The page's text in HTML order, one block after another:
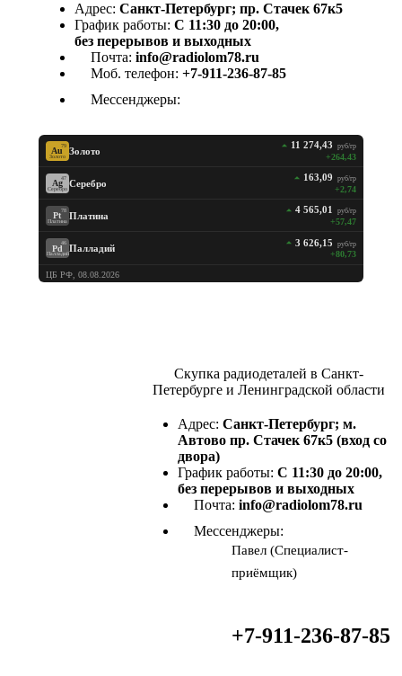
Адрес: Санкт-Петербург; пр. Стачек 67к5
График работы: С 11:30 до 20:00,
без перерывов и выходных
Почта: info@radiolom78.ru
Моб. телефон: +7-911-236-87-85
Мессенджеры:
79
Au
Золото Золото
11 274,43 руб/гр
+264,43
47
Ag
Серебро Серебро
163,09 руб/гр
+2,74
78
Pt
Платина Платина
4 565,01 руб/гр
+57,47
46
Pd
ПалладийПалладий
3 626,15 руб/гр
+80,73
ЦБ РФ, 08.08.2026
Скупка радиодеталей в Санкт-
Петербурге и Ленинградской области
Адрес: Санкт-Петербург; м.
Автово пр. Стачек 67к5 (вход со
двора)
График работы: С 11:30 до 20:00,
без перерывов и выходных
Почта: info@radiolom78.ru
Мессенджеры:
Павел (Специалист-
приёмщик)
+7-911-236-87-85